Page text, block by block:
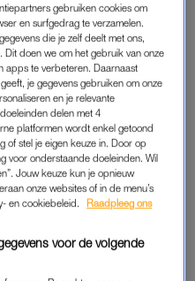
Lehmann in de
rapper Shirin David (28), zo
En hoe dan ook: 100.000
het was gek”, aldus
bekendste speelsters in het
volgers op Instagram.
het bericht, gaat de
gebruiken cookies om
en surfgedrag te verzamelen.
die je zelf deelt met ons,
Dit doen we om het gebruik van onze
apps te verbeteren. Daarnaast
je gegevens gebruiken om onze
en je relevante
delen met 4
platformen wordt enkel getoond
of stel je eigen keuze in. Door op
voor onderstaande doeleinden. Wil
Jouw keuze kun je opnieuw
onze websites of in de menu’s
en cookiebeleid.
Raadpleeg ons
voor de volgende